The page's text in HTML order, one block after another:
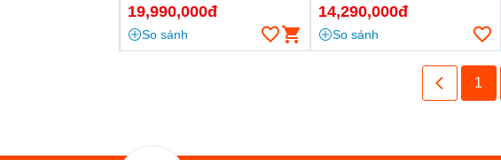
19,990,000đ
So sánh
14,290,000đ
So sánh
1